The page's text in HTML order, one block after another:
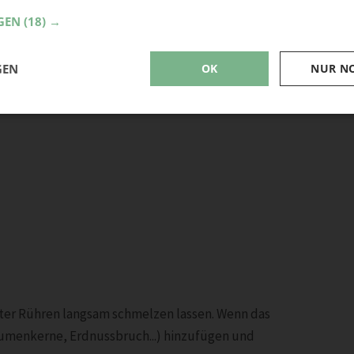
Rühren langsam schmelzen lassen. Wenn das
Erdnussbruch...) hinzufügen und
(18) →
OK NUR